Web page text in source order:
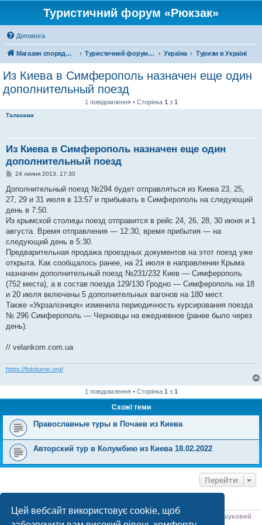
Цей вебсайт використовує cookie, щоб
Туристичний форум «Рюкзак»
Допомога
Магазин спорядження Туристичний форум «Рюкзак» Україна Туризм в Україні
Из Киева в Симферополь назначен еще один
дополнительный поезд
1 повідомлення • Сторінка 1 з 1
Талакама
Из Киева в Симферополь назначен еще один
дополнительный поезд
П
в
д
о
л
е
н
я
24 липня 2013, 17:30
Дополнительный поезд №294 будет отправляться из Киева 23, 25,
27, 29 и 31 июля в 13:57 и прибывать в Симферополь на следующий
день в 7:50.
Из крымской столицы поезд отправится в рейс 24, 26, 28, 30 июня и 1
августа. Время отправления — 12:30, время прибытия — на
следующий день в 5:30.
Предварительная продажа проездных документов на этот поезд уже
открыта. Как сообщалось ранее, на 21 июля в направлении Крыма
назначен дополнительный поезд №231/232 Киев — Симферополь
(752 места), а в состав поезда 129/130 Гродно — Симферополь на 18
и 20 июля включены 5 дополнительных вагонов на 180 мест.
Также «Укрзалізниця» изменила периодичность курсирования поезда
№ 296 Симферополь — Черновцы на ежедневное (ранее было через
день).
// velankom.com.ua
https://fototurne.org/
1 повідомлення • Сторінка 1 з 1
Схожі теми
Православные туры в Почаев из Киева
Авторский тур в Колумбию из Киева 18.02.2022
Перейти
ХТО ЗАРАЗ ОНЛАЙН
Зараз переглядають цей форум:ClaudeBot [бот ШІ] ,Яндекс.Поиск [пошуковий